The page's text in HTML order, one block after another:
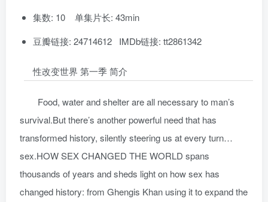
集数: 10 单集片长: 43min
豆瓣链接: 24714612 IMDb链接: tt2861342
性改变世界 第一季 简介
Food, water and shelter are all necessary to man’s
survival.But there’s another powerful need that has
transformed history, silently steering us at every turn…
sex.HOW SEX CHANGED THE WORLD spans
thousands of years and sheds light on how sex has
changed history: from Ghengis Khan using it to expand the